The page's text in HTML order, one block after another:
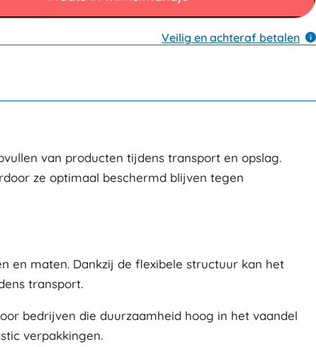
Veilig en achteraf betalen
van producten tijdens transport en opslag.
ze optimaal beschermd blijven tegen
en maten. Dankzij de flexibele structuur kan het
transport.
bedrijven die duurzaamheid hoog in het vaandel
verpakkingen.